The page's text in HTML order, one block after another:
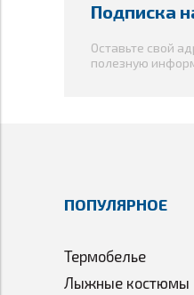
Материал:DuAtec
Подписка
Оставьте свой
полезную
ПОПУЛЯРНОЕ
Термобелье
Лыжные костюмы